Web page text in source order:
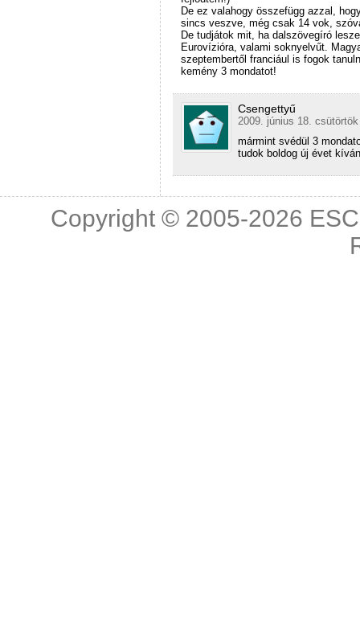
De ez valahogy összefügg azzal,
sincs veszve, még csak 14 vok,
De tudjátok mit, ha dalszövegíró
Eurovízióra, valami soknyelvűt.
szeptembertől franciául is fogok
kemény 3 mondatot!
Csengettyű
2009. június 18.
mármint svédül 3
tudok boldog új évet
Copyright © 2005-2026